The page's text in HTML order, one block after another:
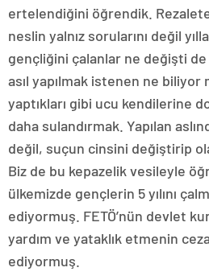
ertelendiğini öğrendik. Rezalete
neslin yalnız sorularını değil
gençliğini çalanlar ne değişti de
asıl yapılmak istenen ne biliyor
yaptıkları gibi ucu kendilerine
daha sulandırmak. Yapılan
değil, suçun cinsini değiştirip
Biz de bu kepazelik vesileyle
ülkemizde gençlerin 5 yılını
ediyormuş. FETÖ’nün devlet
yardım ve yataklık etmenin
ediyormuş.